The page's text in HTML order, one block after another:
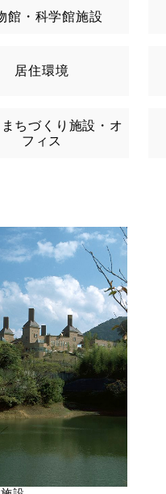
館・科学館施設
居住環境
ちづくり施設・オ
フィス